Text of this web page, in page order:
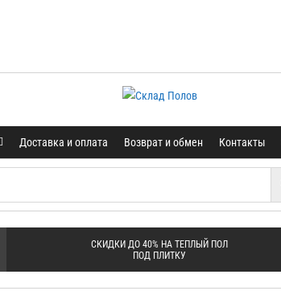
Доставка и оплата Возврат и обмен Контакты
СКИДКИ ДО 40% НА ТЕПЛЫЙ ПОЛ
ПОД ПЛИТКУ